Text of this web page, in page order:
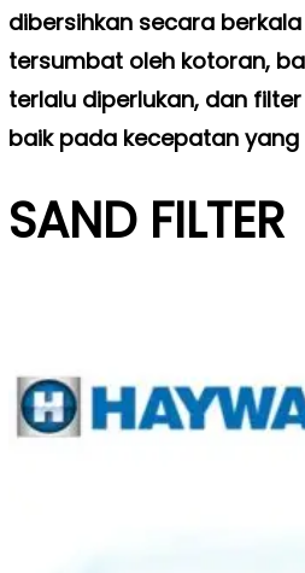
dibersihkan secara
tersumbat oleh kotoran,
terlalu diperlukan, dan
baik pada kecepatan
SAND FILTER